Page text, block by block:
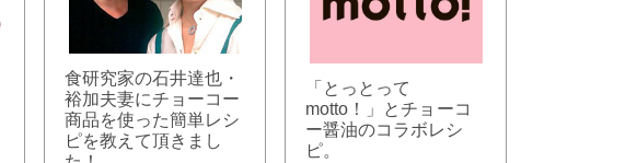
食研究家の石井達也・
裕加夫妻にチョーコー
商品を使った簡単レシ
ピを教えて頂きまし
「とっとって
motto！」とチョーコ
ー醤油のコラボレシ
ピ。